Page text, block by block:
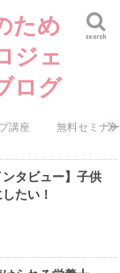
ため
ジェ
ログ
search
講座 無料セミナー
ンタビュー】子供
たい！